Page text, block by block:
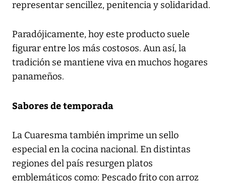
representar sencillez, penitencia y solidaridad.
Paradójicamente, hoy este producto suele
figurar entre los más costosos. Aun así, la
tradición se mantiene viva en muchos hogares
panameños.
Sabores de temporada
La Cuaresma también imprime un sello
especial en la cocina nacional. En distintas
regiones del país resurgen platos
emblemáticos como: Pescado frito con arroz